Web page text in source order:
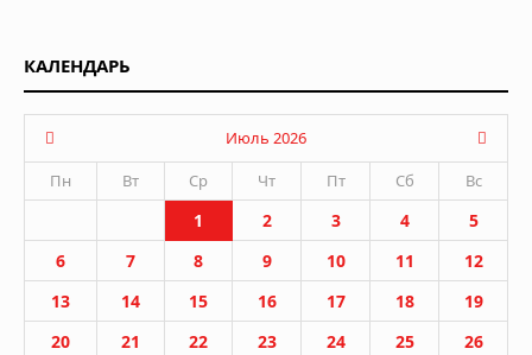
КАЛЕНДАРЬ
Июль 2026
Пн
Вт Ср Чт Пт Сб Вс
1 2 3 4
5
6
7 8 9 10 11
12
13
14 15 16 17 18
19
20
21 22 23 24 25
26